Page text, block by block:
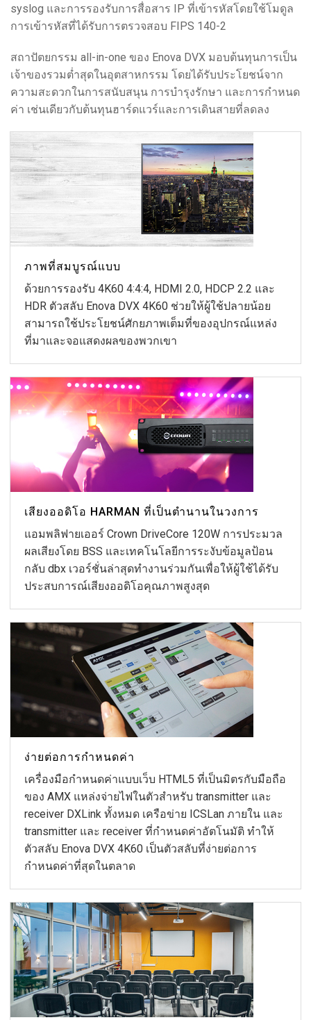
syslog และการรองรับการสื่อสาร IP ที่เข้ารหัสโดยใช้โมดูล
การเข้ารหัสที่ได้รับการตรวจสอบ FIPS 140-2
สถาปัตยกรรม all-in-one ของ Enova DVX มอบต้นทุนการเป็น
เจ้าของรวมต่ำสุดในอุตสาหกรรม โดยได้รับประโยชน์จาก
ความสะดวกในการสนับสนุน การบำรุงรักษา และการกำหนด
ค่า เช่นเดียวกับต้นทุนฮาร์ดแวร์และการเดินสายที่ลดลง
ภาพที่สมบูรณ์แบบ
ด้วยการรองรับ 4K60 4:4:4, HDMI 2.0, HDCP 2.2 และ
HDR ตัวสลับ Enova DVX 4K60 ช่วยให้ผู้ใช้ปลายน้อย
สามารถใช้ประโยชน์ศักยภาพเต็มที่ของอุปกรณ์แหล่ง
ที่มาและจอแสดงผลของพวกเขา
เสียงออดิโอ HARMAN ที่เป็นตำนานในวงการ
แอมพลิฟายเออร์ Crown DriveCore 120W การประมวล
ผลเสียงโดย BSS และเทคโนโลยีการระงับข้อมูลป้อน
กลับ dbx เวอร์ชั่นล่าสุดทำงานร่วมกันเพื่อให้ผู้ใช้ได้รับ
ประสบการณ์เสียงออดิโอคุณภาพสูงสุด
ง่ายต่อการกำหนดค่า
เครื่องมือกำหนดค่าแบบเว็บ HTML5 ที่เป็นมิตรกับมือถือ
ของ AMX แหล่งจ่ายไฟในตัวสำหรับ transmitter และ
receiver DXLink ทั้งหมด เครือข่าย ICSLan ภายใน และ
transmitter และ receiver ที่กำหนดค่าอัตโนมัติ ทำให้
ตัวสลับ Enova DVX 4K60 เป็นตัวสลับที่ง่ายต่อการ
กำหนดค่าที่สุดในตลาด